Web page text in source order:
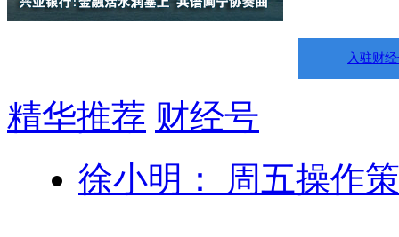
入驻财
精华推荐 财经号
徐小明： 周五操作